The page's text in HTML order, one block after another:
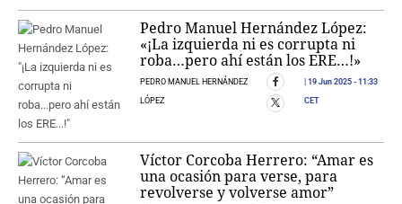
Pedro Manuel Hernández López:
«¡La izquierda ni es corrupta ni
roba…pero ahí están los ERE…!»
PEDRO MANUEL HERNÁNDEZ
LÓPEZ
19 Jun 2025- 11:33
CET
Víctor Corcoba Herrero: “Amar es
una ocasión para verse, para
revolverse y volverse amor”